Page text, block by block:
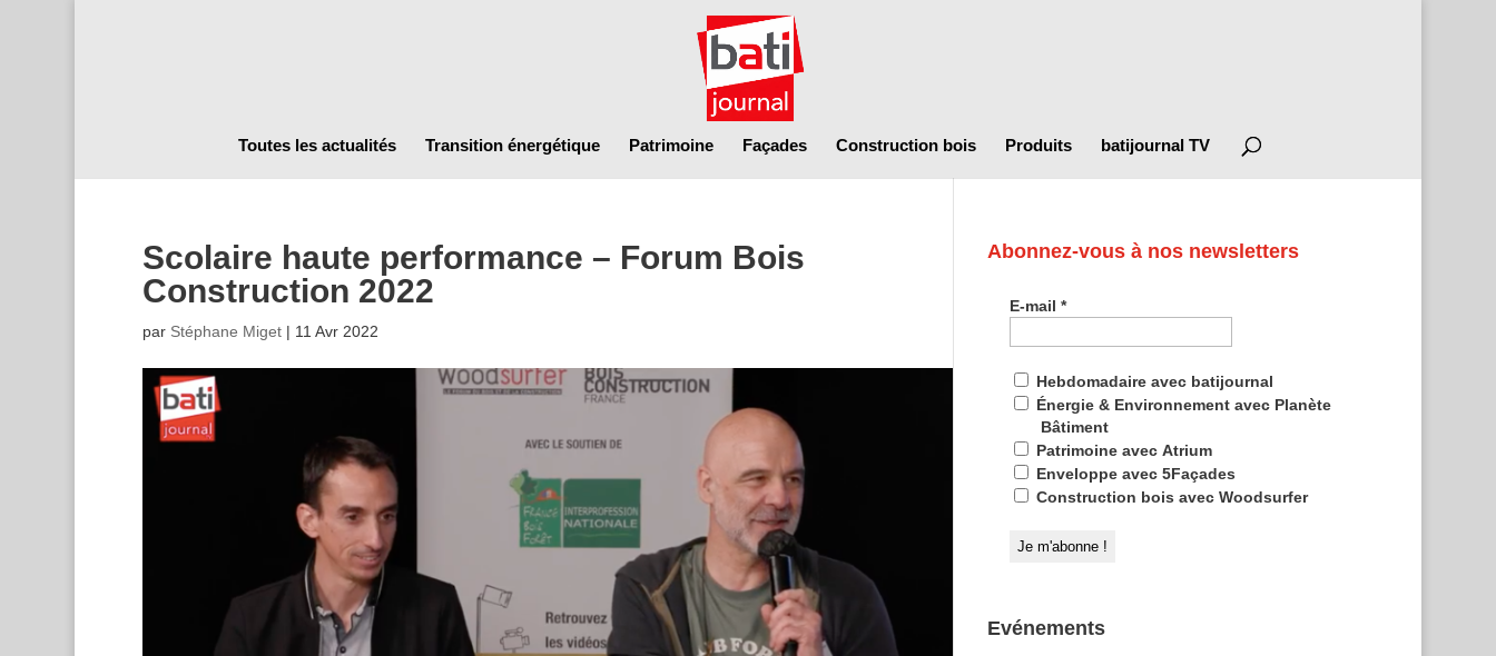
Toutes les actualités Transition énergétique Patrimoine Façades Construction bois Produits batijournal TV
Scolaire haute performance – Forum Bois
Construction 2022
par Stéphane Miget| 11 Avr 2022
Abonnez-vous à nos newsletters
E-mail*
Hebdomadaire avec batijournal
Énergie & Environnement avec Planète
Bâtiment
Patrimoine avec Atrium
Enveloppe avec 5Façades
Construction bois avec Woodsurfer
Evénements